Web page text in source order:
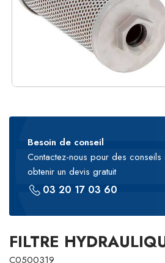
Besoin de conseil
Contactez-nous pour des conseils
obtenir un devis gratuit
03 20 17 03 60
FILTRE
C0500319